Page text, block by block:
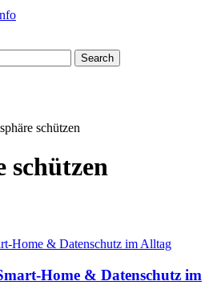
Search
schützen
schützen
Home & Datenschutz im